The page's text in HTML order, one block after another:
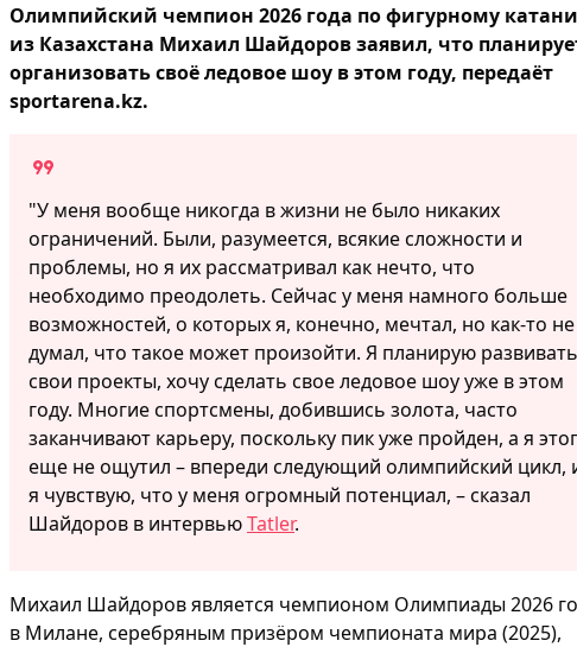
Олимпийский чемпион 2026 года по фигурному
из Казахстана Михаил Шайдоров заявил, что
организовать своё ледовое шоу в этом году, передаёт
sportarena.kz.
"У меня вообще никогда в жизни не было никаких
ограничений. Были, разумеется, всякие сложности и
проблемы, но я их рассматривал как нечто, что
необходимо преодолеть. Сейчас у меня намного больше
возможностей, о которых я, конечно, мечтал, но как-то не
думал, что такое может произойти. Я планирую развивать
свои проекты, хочу сделать свое ледовое шоу уже в этом
году. Многие спортсмены, добившись золота, часто
заканчивают карьеру, поскольку пик уже пройден, а я
еще не ощутил – впереди следующий олимпийский цикл,
я чувствую, что у меня огромный потенциал, – сказал
Шайдоров в интервьюTatler.
Михаил Шайдоров является чемпионом Олимпиады 2026
в Милане, серебряным призёром чемпионата мира (2025),